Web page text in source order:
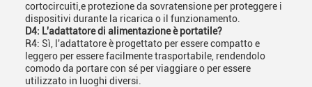
cortocircuiti,e protezione da sovratensione per proteggere i
dispositivi durante la ricarica o il funzionamento.
D4: L'adattatore di alimentazione è portatile?
R4: Sì, l'adattatore è progettato per essere compatto e
leggero per essere facilmente trasportabile, rendendolo
comodo da portare con sé per viaggiare o per essere
utilizzato in luoghi diversi.